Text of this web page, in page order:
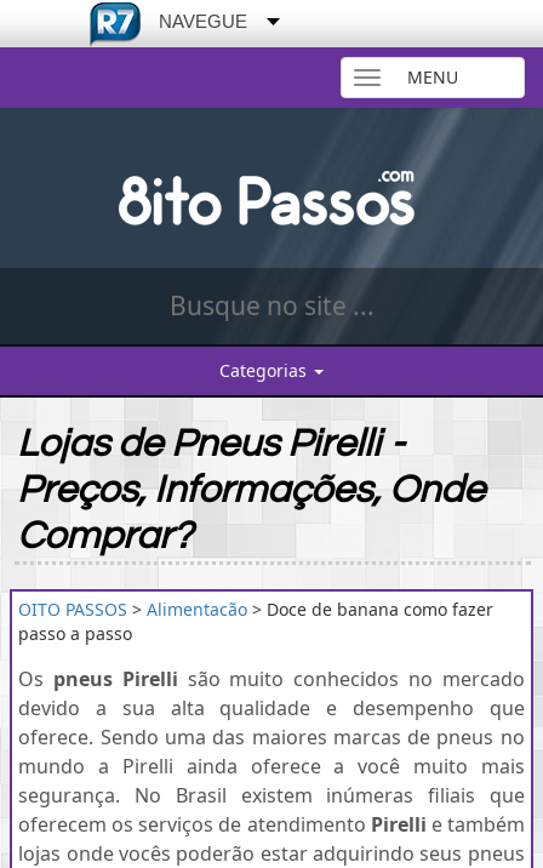
NAVEGUE
MENU
Toggle
navigation
Categorias
Lojas de Pneus Pirelli -
Preços, Informações, Onde
Comprar?
OITO PASSOS >Alimentacão > Doce de banana como fazer
passo a passo
Os pneus Pirelli são muito conhecidos no mercado
devido a sua alta qualidade e desempenho que
oferece. Sendo uma das maiores marcas de pneus no
mundo a Pirelli ainda oferece a você muito mais
segurança. No Brasil existem inúmeras filiais que
oferecem os serviços de atendimento Pirelli e também
lojas onde vocês poderão estar adquirindo seus pneus